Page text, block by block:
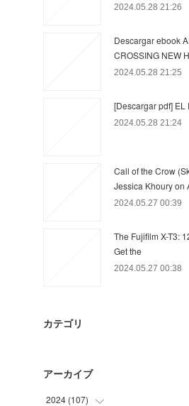
2024.05.28 21:26
Descargar ebook
CROSSING NEW
2024.05.28 21:25
[Descargar pdf] EL
2024.05.28 21:24
Call of the Crow
Jessica Khoury on
2024.05.27 00:39
The Fujifilm X-T3:
Get the
2024.05.27 00:38
カテゴリ
アーカイブ
2024 (107)